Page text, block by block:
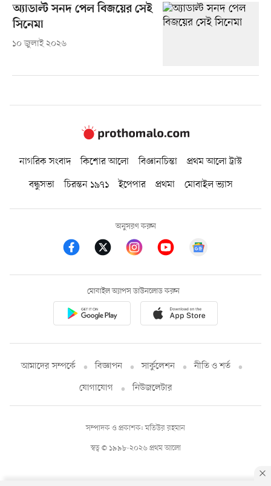
অ্যাডাল্ট সনদ পেল বিজয়ের সেই
সিনেমা
১০ জুলাই ২০২৬
নাগরিক সংবাদ কিশোর আলো বিজ্ঞানচিন্তা
প্রথম আলো ট্রাস্ট
বন্ধুসভা
চিরন্তন ১৯৭১ ইপেপার প্রথমা মোবাইল ভ্যাস
অনুসরণ করুন
মোবাইল অ্যাপস ডাউনলোড করুন
আমাদের সম্পর্কে বিজ্ঞাপন সার্কুলেশন
নীতি ও শর্ত
যোগাযোগ
নিউজলেটার
স্বত্ব © ১৯৯৮-২০২৬ প্রথম আলো
সম্পাদক ও প্রকাশক: মতিউর রহমান